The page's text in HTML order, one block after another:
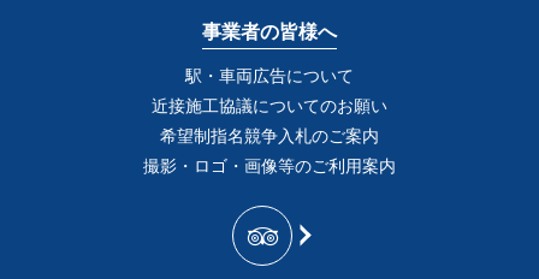
事業者の皆様へ
駅・車両広告について
近接施工協議についてのお願い
希望制指名競争入札のご案内
撮影・ロゴ・画像等のご利用案内